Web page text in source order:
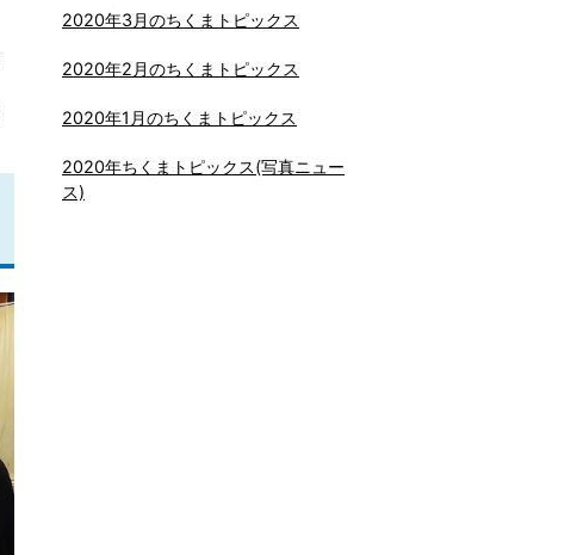
2020年3月のちくまトピックス
2020年2月のちくまトピックス
2020年1月のちくまトピックス
2020年ちくまトピックス(写真ニュー
ス)